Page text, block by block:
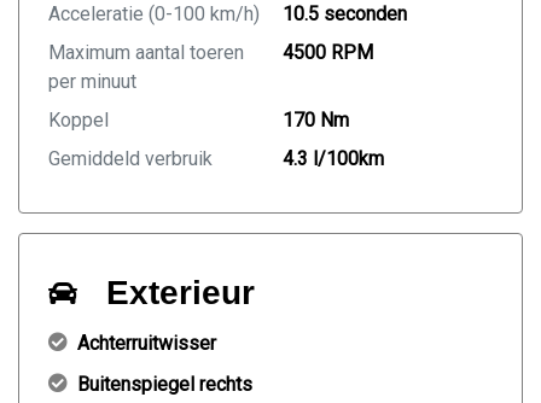
Acceleratie (0-100 km/h)
10.5 seconden
Maximum aantal toeren
per minuut
4500 RPM
Koppel
170 Nm
Gemiddeld verbruik
4.3 l/100km
Exterieur
Achterruitwisser
Buitenspiegel rechts